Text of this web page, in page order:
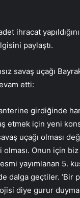
ihracat
paylaştı.
savaş uçağı
etti:
girdiğinde
etmek için yeni
uçağı olması
Onun için
yayımlanan 5.
dalga geçtiler. ‘Bir
diye gurur